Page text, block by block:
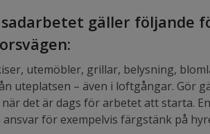
gäller följande
utemöbler, grillar, belysning,
uteplatsen – även i loftgångar. Gör
när det är dags för arbetet att starta.
för exempelvis färgstänk på